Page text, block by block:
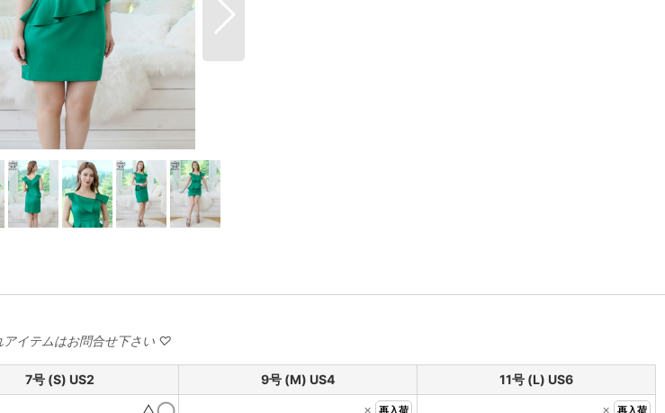
7号 (S) US2 9号 (M) US4
11号 (L) US6
△ × 再入荷 × 再入荷